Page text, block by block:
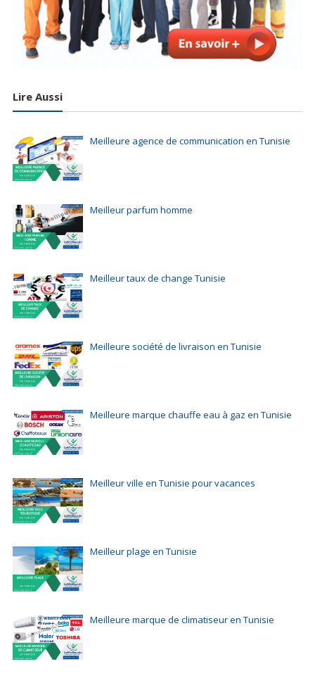
Lire Aussi
Meilleure agence de communication en Tunisie
Meilleur parfum homme
Meilleur taux de change Tunisie
Meilleure société de livraison en Tunisie
Meilleure marque chauffe eau à gaz en Tunisie
Meilleur ville en Tunisie pour vacances
Meilleur plage en Tunisie
Meilleure marque de climatiseur en Tunisie